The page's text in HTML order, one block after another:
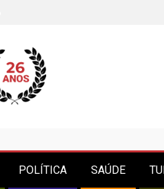
POLÍTICA SAÚDE